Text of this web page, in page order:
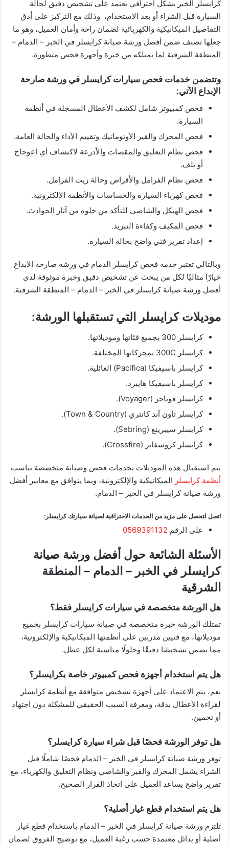
كرايسلر الخبر بشكل احترافي يعتمد على تشخيص دقيق لحالة
السيارة قبل الشراء أو بعد الاستخدام، وذلك مع التركيز على أدق
التفاصيل الميكانيكية والكهربائية لضمان راحة وأمان العميل، وهو ما
جعلها تصنف ضمن أفضل ورشة صيانة كرايسلر في الخبر – الدمام –
المنطقة الشرقية لما تمتلكه من خبرة وأجهزة فحص متطورة.
وتتضمن خدمات فحص سيارات كرايسلر في ورشة صارحة
الإبداع الآتي:
فحص كمبيوتر شامل لكشف الأعطال المسجلة في أنظمة
السيارة.
فحص المحرك والقير الأوتوماتيك وتقييم الأداء والحالة العامة.
فحص نظام التعليق والمقصات والأذرعة لاكتشاف أي اعوجاج
أو تلف.
فحص نظام الفرامل والأقراص وحالة زيت الفرامل.
فحص كهرباء السيارة والحساسات والأنظمة الإلكترونية.
فحص الهيكل والشاصي للتأكد من خلوه من آثار الحوادث.
فحص المكيف وكفاءة التبريد.
إعداد تقرير فني واضح بحالة السيارة.
وبالتالي تعتبر خدمة فحص كرايسلر الدمام في ورشة صارحة الابداع
خيارًا مثاليًا لكل من يبحث عن تشخيص دقيق وخبرة موثوقة لدى
أفضل ورشة صيانة كرايسلر في الخبر – الدمام – المنطقة الشرقية.
موديلات كرايسلر التي تستقبلها الورشة:
كرايسلر 300 بجميع فئاتها وموديلاتها.
كرايسلر 300C بمحركاتها المختلفة.
كرايسلر باسيفيكا (Pacifica) العائلية.
كرايسلر باسيفيكا هايبرد.
كرايسلر فوياجر (Voyager).
كرايسلر تاون آند كانتري (Town & Country).
كرايسلر سيبرينغ (Sebring).
كرايسلر كروسفاير (Crossfire).
يتم استقبال هذه الموديلات بخدمات فحص وصيانة متخصصة تناسب
أنظمة كرايسلر الميكانيكية والإلكترونية، وبما يتوافق مع معايير أفضل
ورشة صيانة كرايسلر في الخبر – الدمام.
اتصل لتحصل على مزيد من الخدمات الاحترافية لصيانة سيارتك كرايسلر:
على الرقم 0569391132
الأسئلة الشائعة حول أفضل ورشة صيانة
كرايسلر في الخبر – الدمام – المنطقة
الشرقية
هل الورشة متخصصة في سيارات كرايسلر فقط؟
تمتلك الورشة خبرة متخصصة في صيانة سيارات كرايسلر بجميع
موديلاتها، مع فنيين مدربين على أنظمتها الميكانيكية والإلكترونية،
مما يضمن تشخيصًا دقيقًا وحلولًا مناسبة لكل عطل.
هل يتم استخدام أجهزة فحص كمبيوتر خاصة بكرايسلر؟
نعم، يتم الاعتماد على أجهزة تشخيص متوافقة مع أنظمة كرايسلر
لقراءة الأعطال بدقة، ومعرفة السبب الحقيقي للمشكلة دون اجتهاد
أو تخمين.
هل توفر الورشة فحصًا قبل شراء سيارة كرايسلر؟
توفر ورشة صيانة كرايسلر في الخبر – الدمام فحصًا شاملًا قبل
الشراء يشمل المحرك والقير والشاصي ونظام التعليق والكهرباء، مع
تقرير واضح يساعد العميل على اتخاذ القرار الصحيح.
هل يتم استخدام قطع غيار أصلية؟
تلتزم ورشة صيانة كرايسلر في الخبر – الدمام باستخدام قطع غيار
أصلية أو بدائل معتمدة حسب رغبة العميل، مع توضيح الفروق لضمان